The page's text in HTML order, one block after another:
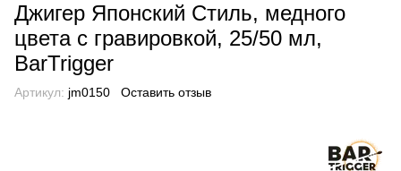
Джигер Японский Стиль, медного
цвета с гравировкой, 25/50 мл,
BarTrigger
Артикул: jm0150 Оставить отзыв